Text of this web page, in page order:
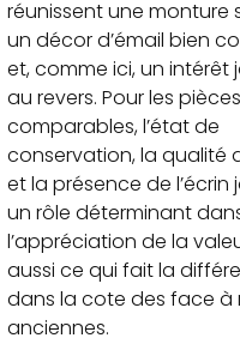
réunissent une monture
un décor d’émail bien
et, comme ici, un intérêt
au revers. Pour les pièces
comparables, l’état de
conservation, la qualité
et la présence de l’écrin
un rôle déterminant
l’appréciation de la
aussi ce qui fait la
dans la cote des face à
anciennes.